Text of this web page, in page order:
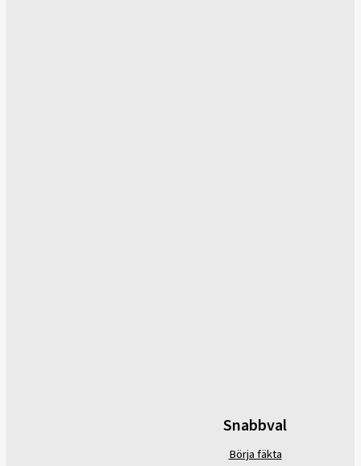
Snabbval
Börja fäkta